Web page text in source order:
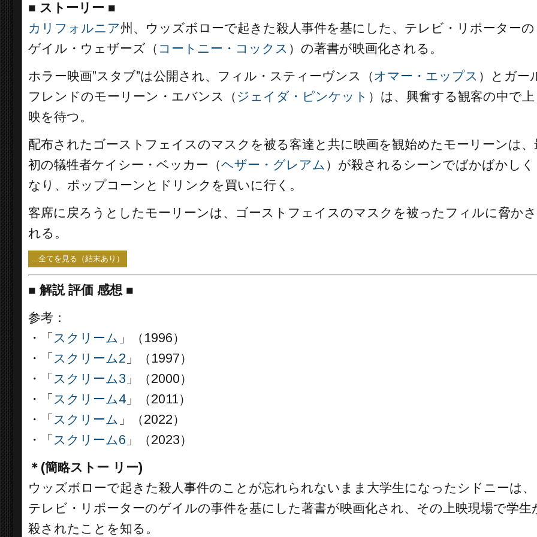
■ ストーリー ■
カリフォルニア州、ウッズボローで起きた殺人事件を基にした、テレビ・リポーターの
ゲイル・ウェザーズ（ コートニー・コックス ）の著書が映画化される。
ホラー映画”スタブ”は公開され、フィル・スティーヴンス（オマー・エップス ）とガー
フレンドのモーリーン・エバンス（ ジェイダ・ピンケット ）は、興奮する観客の中で上
映を待つ。
配布されたゴーストフェイスのマスクを被る客達と共に映画を観始めたモーリーンは、
初の犠牲者ケイシー・ベッカー（ヘザー・グレアム ）が殺されるシーンでばかばかしく
なり、ポップコーンとドリンクを買いに行く。
客席に戻ろうとしたモーリーンは、ゴーストフェイスのマスクを被ったフィルに脅かさ
れる。
...全てを見る（結末あり）
■ 解説 評価 感想 ■
参考：
・「 スクリーム 」（1996）
・「 スクリーム2 」（1997）
・「 スクリーム3 」（2000）
・「 スクリーム4 」（2011）
・「 スクリーム 」（2022）
・「 スクリーム6 」（2023）
＊(簡略ストー リー)
ウッズボローで起きた殺人事件のことが忘れられないまま大学生になったシドニーは、
テレビ・リポーターのゲイルの事件を基にした著書が映画化され、その上映現場で学生
殺されたことを知る。